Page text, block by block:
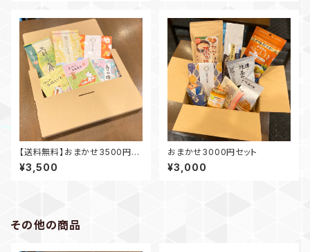
【送料無料】おまかせ3500円セ
ット
¥3,500
おまかせ3000円セット
¥3,000
その他の商品